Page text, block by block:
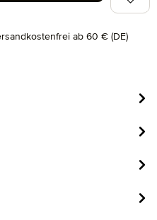
ab 60 € (DE)